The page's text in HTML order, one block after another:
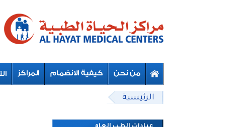
Beyond Designs You are here
الرئيسية